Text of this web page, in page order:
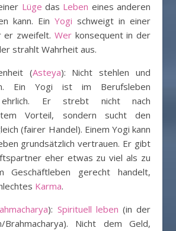
Lüge das Leben eines anderen
kann. Ein Yogi schweigt in einer
er zweifelt. Werkonsequent in der
strahlt Wahrheit aus.
(Asteya): Nicht stehlen und
Ein Yogi ist im Berufsleben
ehrlich. Er strebt nicht nach
Vorteil, sondern sucht den
(fairer Handel). Einem Yogi kann
grundsätzlich vertrauen. Er gibt
eher etwas zu viel als zu
Geschäftleben gerecht handelt,
Karma.
): Spirituell leben (in der
Brahmacharya). Nicht dem Geld,